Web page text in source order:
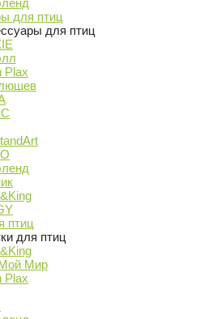
для птиц
для птиц
Plax
птиц
для птиц
Мир
Plax